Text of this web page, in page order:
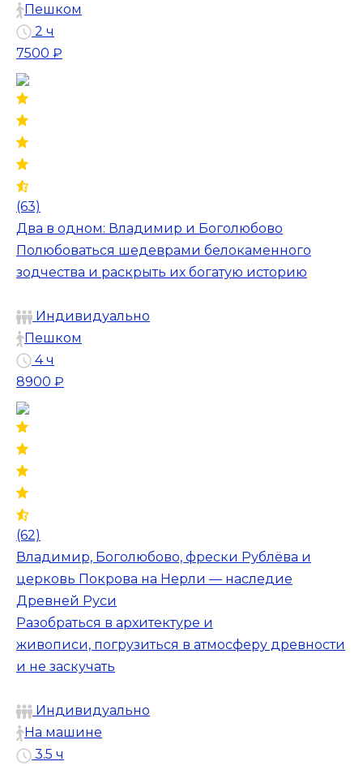
Пешком
2 ч
7500 ₽
(63)
Два в одном: Владимир и Боголюбово
Полюбоваться шедеврами белокаменного
зодчества и раскрыть их богатую историю
Индивидуально
Пешком
4 ч
8900 ₽
(62)
Владимир, Боголюбово, фрески Рублёва и
церковь Покрова на Нерли — наследие
Древней Руси
Разобраться в архитектуре и
живописи, погрузиться в атмосферу древности
и не заскучать
Индивидуально
На машине
3.5 ч